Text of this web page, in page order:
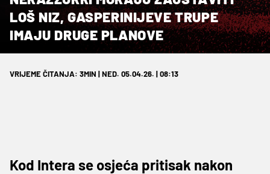
LOŠ NIZ, GASPERINIJEVE TRUPE
IMAJU DRUGE PLANOVE
VRIJEME ČITANJA: 3MIN | NED. 05.04.26. | 08:13
Kod Intera se osjeća pritisak nakon